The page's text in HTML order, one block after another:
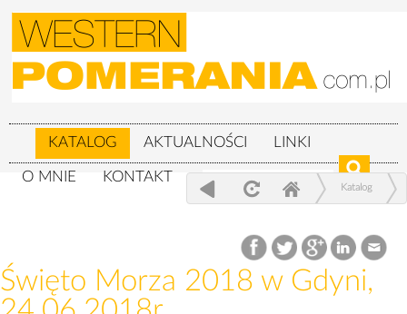
KATALOG AKTUALNOŚCI LINKI
O MNIE KONTAKT
Katalog
Święto Morza 2018 w Gdyni, 24.06.2018r.
Święto Morza 2018 w Gdyni,